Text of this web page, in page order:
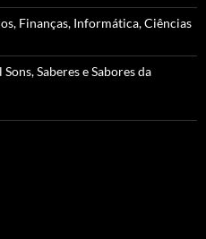
Finanças, Informática, Ciências
Saberes e Sabores da